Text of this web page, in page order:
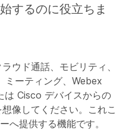
するのに役立ちま
ウド通話、モビリティ、
ミーティング、Webex
は Cisco デバイスからの
像してください。これこ
へ提供する機能です。